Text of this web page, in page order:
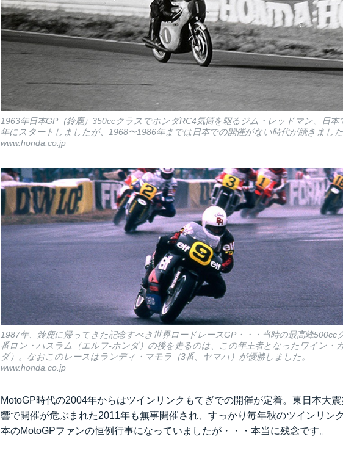
1963年日本GP（鈴鹿）350ccクラスでホンダRC4気筒を駆るジム・レッドマン。日
年にスタートしましたが、1968〜1986年までは日本での開催がない時代が続きました
www.honda.co.jp
1987年、鈴鹿に帰ってきた記念すべき世界ロードレースGP・・・当時の最高峰500cc
番ロン・ハスラム（エルフ-ホンダ）の後を走るのは、この年王者となったワイン・
ダ）。なおこのレースはランディ・マモラ（3番、ヤマハ）が優勝しました。
www.honda.co.jp
MotoGP時代の2004年からはツインリンクもてぎでの開催が定着。東日本大
響で開催が危ぶまれた2011年も無事開催され、すっかり毎年秋のツインリン
本のMotoGPファンの恒例行事になっていましたが・・・本当に残念です。